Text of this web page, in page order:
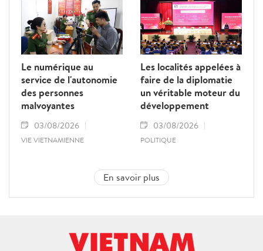
Le numérique au
service de l'autonomie
des personnes
malvoyantes
03/08/2026
VIE VIETNAMIENNE
Les localités appelées à
faire de la diplomatie
un véritable moteur du
développement
03/08/2026
POLITIQUE
En savoir plus